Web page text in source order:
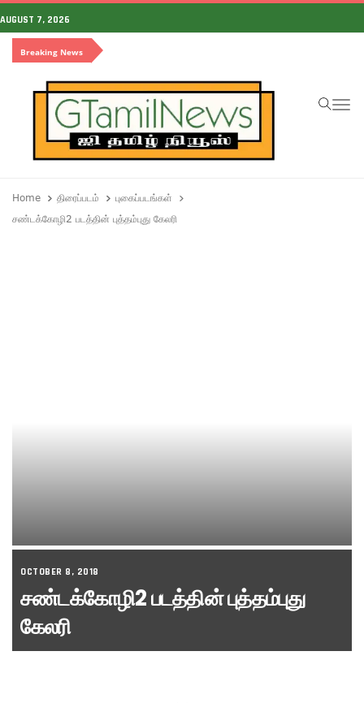
AUGUST 7, 2026
Breaking News
Home திரைப்படம்
புகைப்படங்கள்
சண்டக்கோழி2 படத்தின் புத்தம்புது கேலரி
OCTOBER 8, 2018
சண்டக்கோழி2 படத்தின் புத்தம்புது
கேலரி